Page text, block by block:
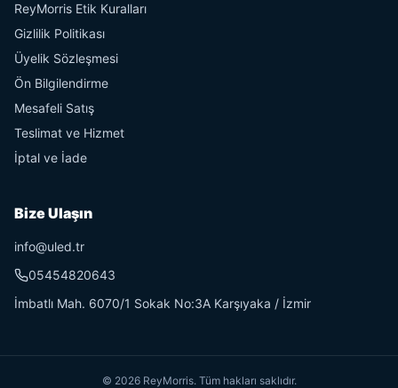
ReyMorris Etik Kuralları
Gizlilik Politikası
Üyelik Sözleşmesi
Ön Bilgilendirme
Mesafeli Satış
Teslimat ve Hizmet
İptal ve İade
Bize Ulaşın
info@uled.tr
05454820643
İmbatlı Mah. 6070/1 Sokak No:3A Karşıyaka / İzmir
© 2026ReyMorris. Tüm hakları saklıdır.